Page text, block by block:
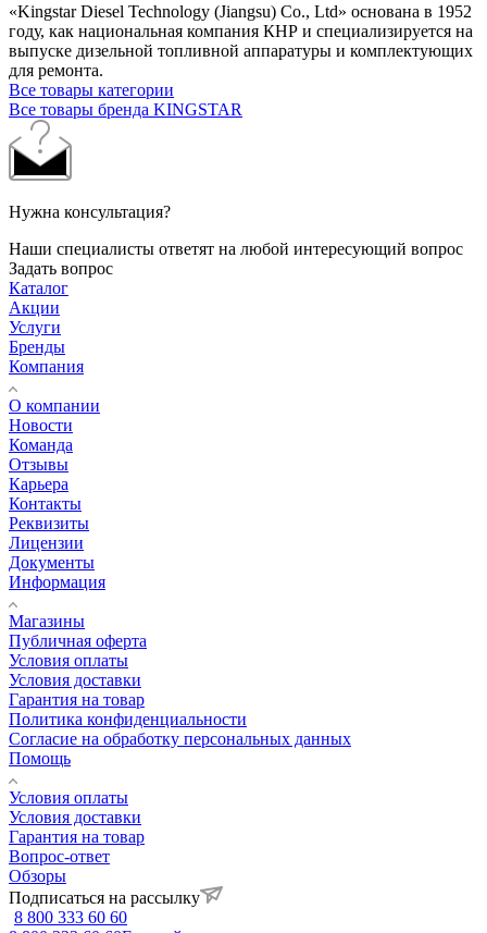
«Kingstar Diesel Technology (Jiangsu) Co., Ltd» основана в 1952
году, как национальная компания КНР и специализируется на
выпуске дизельной топливной аппаратуры и комплектующих
для ремонта.
Все товары категории
Все товары бренда KINGSTAR
Нужна консультация?
Наши специалисты ответят на любой интересующий вопрос
Задать вопрос
Каталог
Акции
Услуги
Бренды
Компания
О компании
Новости
Команда
Отзывы
Карьера
Контакты
Реквизиты
Лицензии
Документы
Информация
Магазины
Публичная оферта
Условия оплаты
Условия доставки
Гарантия на товар
Политика конфиденциальности
Согласие на обработку персональных данных
Помощь
Условия оплаты
Условия доставки
Гарантия на товар
Вопрос-ответ
Обзоры
Подписаться на рассылку
8 800 333 60 60